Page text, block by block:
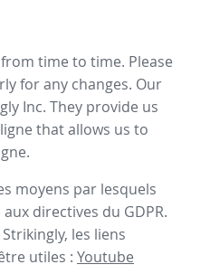
time to time. Please
for any changes. Our
Inc. They provide us
that allows us to
.
moyens par lesquels
directives du GDPR.
les liens
utiles : Youtube